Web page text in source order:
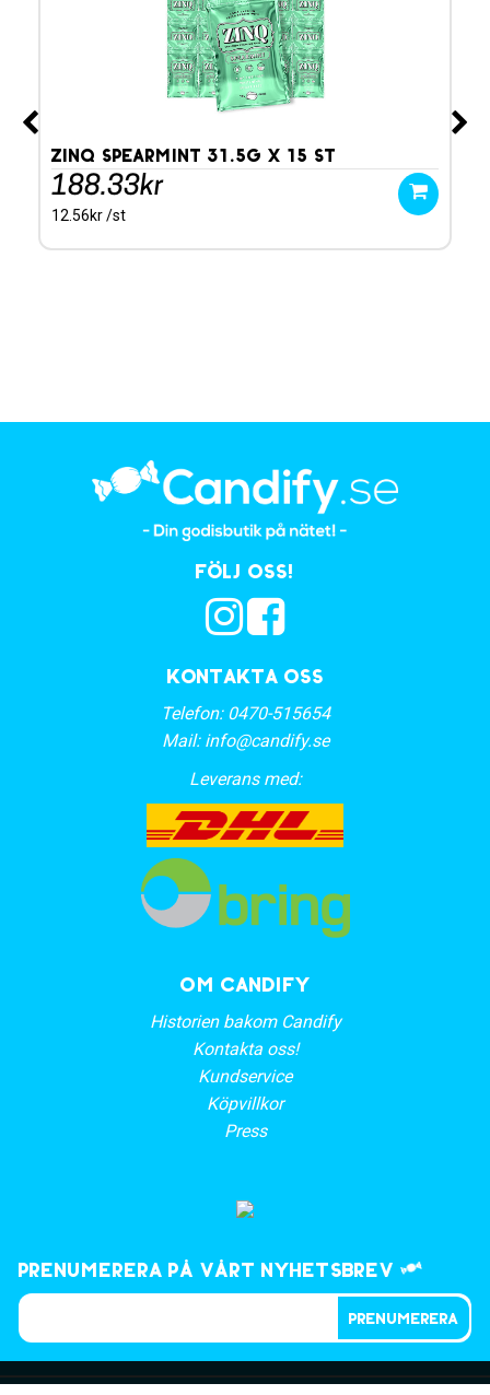
ZINQ Spearmint 31.5g x 15 st
188.33kr
12.56kr /st
Kontakta oss
Telefon: 0470-515654
Mail: info@candify.se
Leverans med:
Följ oss!
OM CANDIFY
Historien bakom Candify
Kontakta oss!
Kundservice
Köpvillkor
Press
Prenumerera på vårt nyhetsbrev
PRENUMERERA